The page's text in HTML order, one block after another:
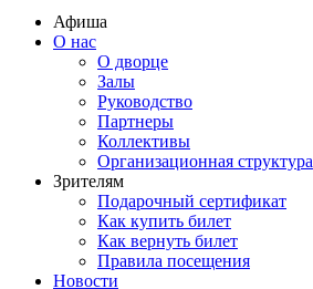
Афиша
О нас
О дворце
Залы
Руководство
Партнеры
Коллективы
Организационная структура
Зрителям
Подарочный сертификат
Как купить билет
Как вернуть билет
Правила посещения
Новости